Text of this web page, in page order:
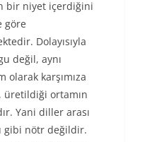
bir niyet içerdiğini
göre
Dolayısıyla
değil, aynı
karşımıza
üretildiği ortamın
Yani diller arası
gibi nötr değildir.